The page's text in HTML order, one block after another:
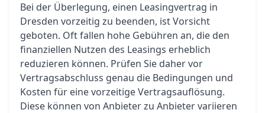
Bei der Überlegung, einen Leasingvertrag in
Dresden vorzeitig zu beenden, ist Vorsicht
geboten. Oft fallen hohe Gebühren an, die den
finanziellen Nutzen des Leasings erheblich
reduzieren können. Prüfen Sie daher vor
Vertragsabschluss genau die Bedingungen und
Kosten für eine vorzeitige Vertragsauflösung.
Diese können von Anbieter zu Anbieter variieren